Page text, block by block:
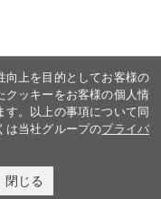
向上を目的としてお客様の
クッキーをお客様の個人情
。以上の事項について同
は当社グループのプライバ
閉じる